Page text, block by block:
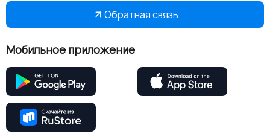
Обратная связь
Мобильное приложение